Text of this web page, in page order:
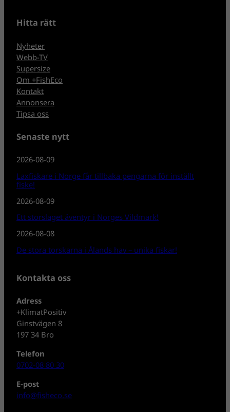
Hitta rätt
Nyheter
Webb-TV
Supersize
Om +FishEco
Kontakt
Annonsera
Tipsa oss
Senaste nytt
2026-08-09
Laxfiskare i Norge får tillbaka pengarna för inställt
fiske!
2026-08-09
Ett storslaget äventyr i Norges Vildmark!
2026-08-08
De stora torskarna i Ålands hav – unika fiskar!
Kontakta oss
Adress
+KlimatPositiv
Ginstvägen 8
197 34 Bro
Telefon
0702-08 80 30
E-post
info@fisheco.se